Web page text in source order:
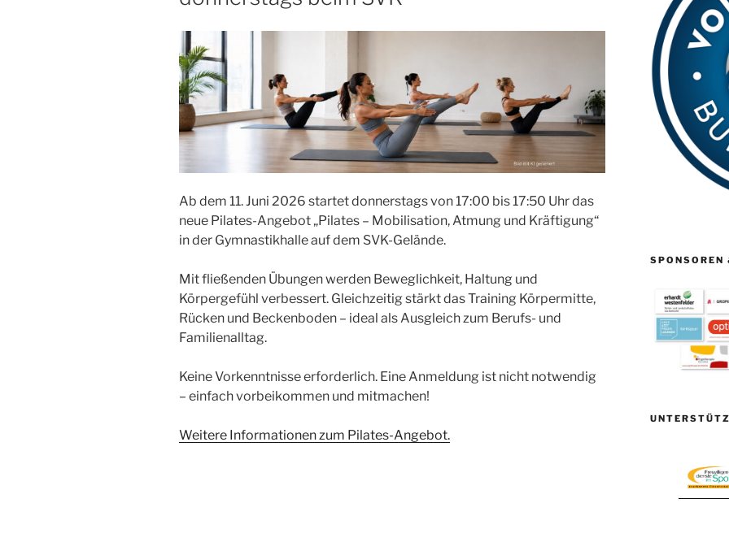
Ab dem 11. Juni 2026 startet donnerstags von 17:00 bis 17:50 Uhr das
neue Pilates-Angebot „Pilates – Mobilisation, Atmung und Kräftigung“
in der Gymnastikhalle auf dem SVK-Gelände.
Mit fließenden Übungen werden Beweglichkeit, Haltung und
Körpergefühl verbessert. Gleichzeitig stärkt das Training Körpermitte,
Rücken und Beckenboden – ideal als Ausgleich zum Berufs- und
Familienalltag.
Keine Vorkenntnisse erforderlich. Eine Anmeldung ist nicht notwendig
– einfach vorbeikommen und mitmachen!
Weitere Informationen zum Pilates-Angebot.